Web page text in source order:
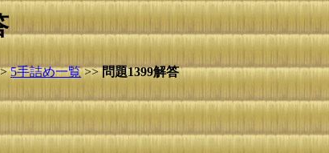
5手詰め一覧>>問題1399解答